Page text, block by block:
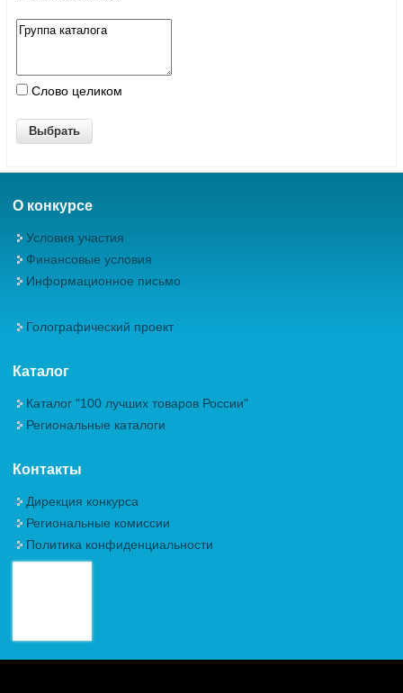
Слово целиком
О конкурсе
Условия участия
Финансовые условия
Информационное письмо
Голографический проект
Каталог
Каталог "100 лучших товаров России"
Региональные каталоги
Контакты
Дирекция конкурса
Региональные комиссии
Политика конфиденциальности